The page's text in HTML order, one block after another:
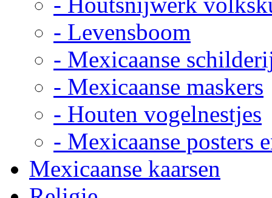
- Levensboom
- Mexicaanse
- Mexicaanse maskers
- Houten vogelnestjes
- Mexicaanse posters
Mexicaanse kaarsen